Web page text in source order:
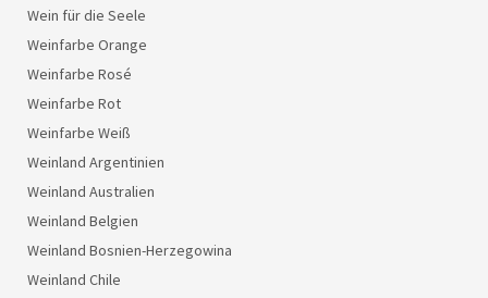
Wein für die Seele
Weinfarbe Orange
Weinfarbe Rosé
Weinfarbe Rot
Weinfarbe Weiß
Weinland Argentinien
Weinland Australien
Weinland Belgien
Weinland Bosnien-Herzegowina
Weinland Chile